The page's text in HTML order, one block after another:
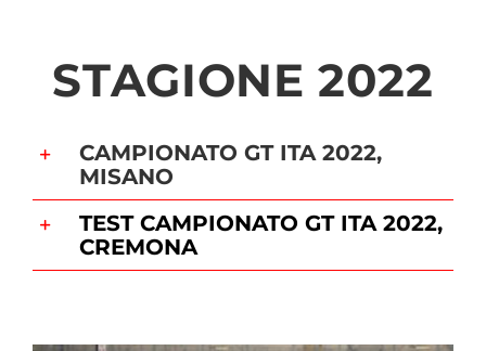
STAGIONE 2022
CAMPIONATO GT ITA 2022,
MISANO
TEST CAMPIONATO GT ITA 2022,
CREMONA